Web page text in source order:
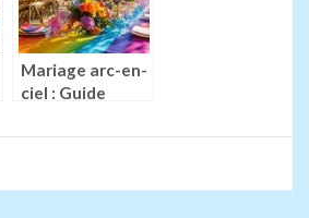
Mariage arc-en-
ciel : Guide
une décoration